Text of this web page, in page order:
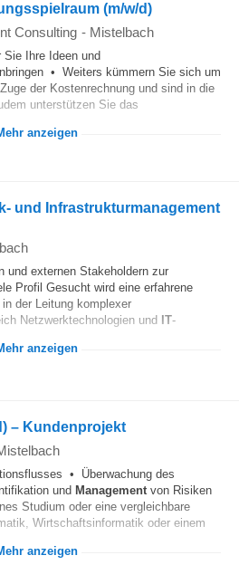
(m/w/d)
Consulting - Mistelbach
Sie Ihre Ideen und
• Weiters kümmern Sie sich um
der Kostenrechnung und sind in die
unterstützen Sie das
anzeigen
und Infrastrukturmanagement
und externen Stakeholdern zur
Profil Gesucht wird eine erfahrene
der Leitung komplexer
Netzwerktechnologien und IT-
anzeigen
– Kundenprojekt
• Überwachung des
und Managementvon Risiken
Studium oder eine vergleichbare
Wirtschaftsinformatik oder einem
anzeigen